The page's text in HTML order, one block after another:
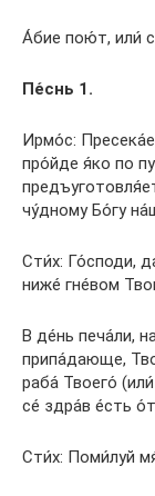
А́бие пою́т, или́
Пе́снь 1.
Ирмо́с:
про́йде я́ко по
чу́дному Бо́гу
Сти́х: Го́споди,
ниже́ гне́вом
В де́нь печа́ли,
припа́дающе,
раба́ Твоего́
се́ здра́в е́сть
Сти́х: Поми́луй